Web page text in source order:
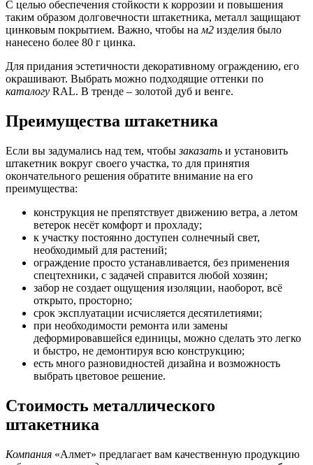
С целью обеспечения стойкости к коррозии и повышения
таким образом долговечности штакетника, металл защищают
цинковым покрытием. Важно, чтобы на м2 изделия было
нанесено более 80 г цинка.
Для придания эстетичности декоративному ограждению, его
окрашивают. Выбрать можно подходящие оттенки по
каталогу RAL. В тренде – золотой дуб и венге.
Преимущества штакетника
Если вы задумались над тем, чтобызаказать и установить
штакетник вокруг своего участка, то для принятия
окончательного решения обратите внимание на его
преимущества:
конструкция не препятствует движению ветра, а летом
ветерок несёт комфорт и прохладу;
к участку постоянно доступен солнечный свет,
необходимый для растений;
ограждение просто устанавливается, без применения
спецтехники, с задачей справится любой хозяин;
забор не создает ощущения изоляции, наоборот, всё
открыто, просторно;
срок эксплуатации исчисляется десятилетиями;
при необходимости ремонта или замены
деформировавшейся единицы, можно сделать это легко
и быстро, не демонтируя всю конструкцию;
есть много разновидностей дизайна и возможность
выбрать цветовое решение.
Стоимость металлического
штакетника
Компания «Алмет» предлагает вам качественную продукцию